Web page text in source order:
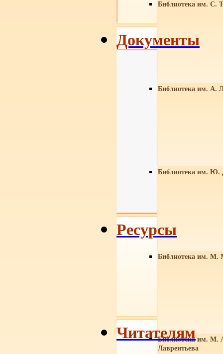
Библиотека им. С.
Библиотека им. А.
Библиотека им. Ю.
Библиотека им. М.
Библиотека им. М.
Лаврентьева
Документы
Ресурсы
Читателям